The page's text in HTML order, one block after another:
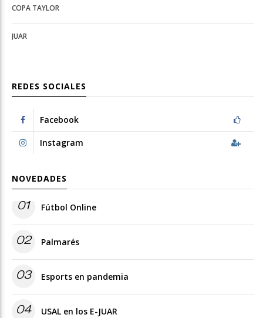
COPA TAYLOR
JUAR
REDES SOCIALES
Facebook
Instagram
NOVEDADES
01 Fútbol Online
02 Palmarés
03 Esports en pandemia
04 USAL en los E-JUAR